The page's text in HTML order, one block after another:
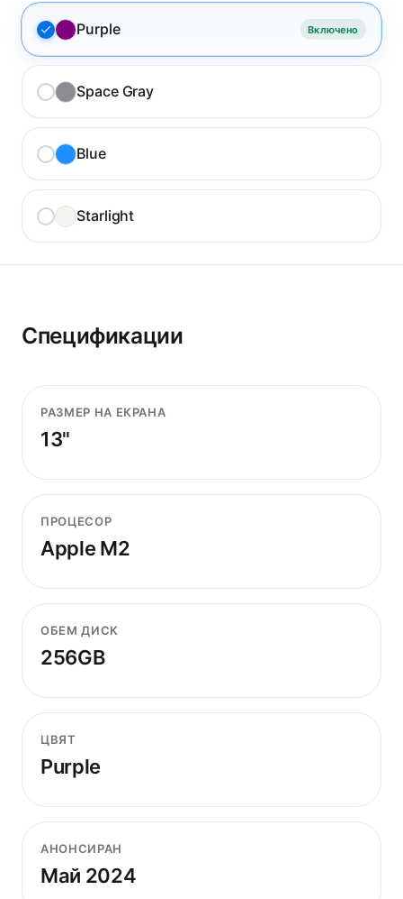
Purple Включено
Space Gray
Blue
Starlight
Спецификации
РАЗМЕР НА ЕКРАНА
13"
ПРОЦЕСОР
Apple M2
ОБЕМ ДИСК
256GB
ЦВЯТ
Purple
АНОНСИРАН
Май 2024